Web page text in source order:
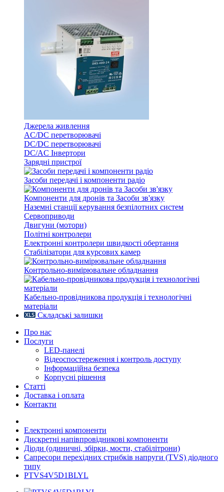
Джерела живлення
AC/DC перетворювачі
DC/DC перетворювачі
DC/AC Інвертори
Зарядні пристрої
Засоби передачі і компоненти радіо
Компоненти для дронів та Засоби зв'язку
Наземні станції керування безпілотних систем
Сервоприводи
Двигуни (мотори)
Політні контролери
Електронні контролери швидкості обертання
Стабілізатори для курсових камер
Контрольно-вимірювальне обладнання
Кабельно-провідникова продукція і технологічні
матеріали
Складські залишки
Про нас
Послуги
LED-панелі
Відеоспостереження і контроль доступу
Інформаційна безпека
Корпусні рішення
Статті
Доставка і оплата
Контакти
Електронні компоненти
Дискретні напівпровідникові компоненти
Діоди (одиничні, збірки, мости, стабілітрони)
Сапресори перехідних стрибків напруги (TVS) діодного
типу
PTVS4V5D1BLYL